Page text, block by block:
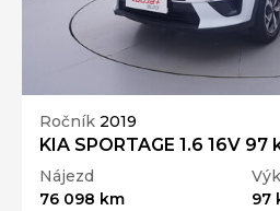
Ročník 2019
KIA SPORTAGE 1.6 16V 97
Nájezd
76 098 km
97